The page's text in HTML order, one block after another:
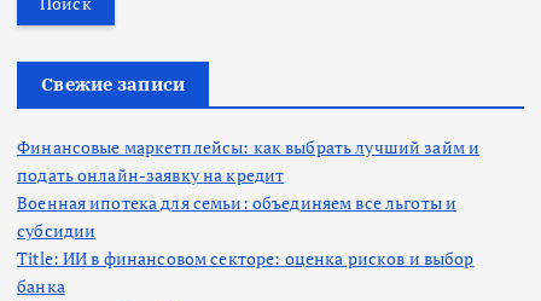
т
Свежие записи
Финансовые маркетплейсы: как выбрать лучший займ и
подать онлайн-заявку на кредит
Военная ипотека для семьи: объединяем все льготы и
субсидии
Title: ИИ в финансовом секторе: оценка рисков и выбор
банка